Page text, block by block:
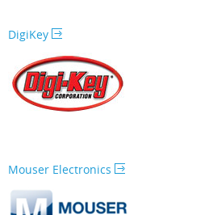
DigiKey
Mouser Electronics